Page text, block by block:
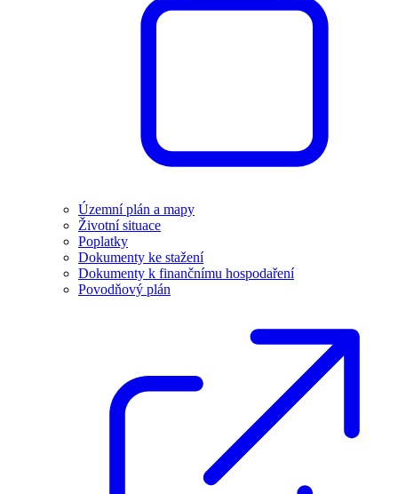
Územní plán a mapy
Životní situace
Poplatky
Dokumenty ke stažení
Dokumenty k finančnímu hospodaření
Povodňový plán